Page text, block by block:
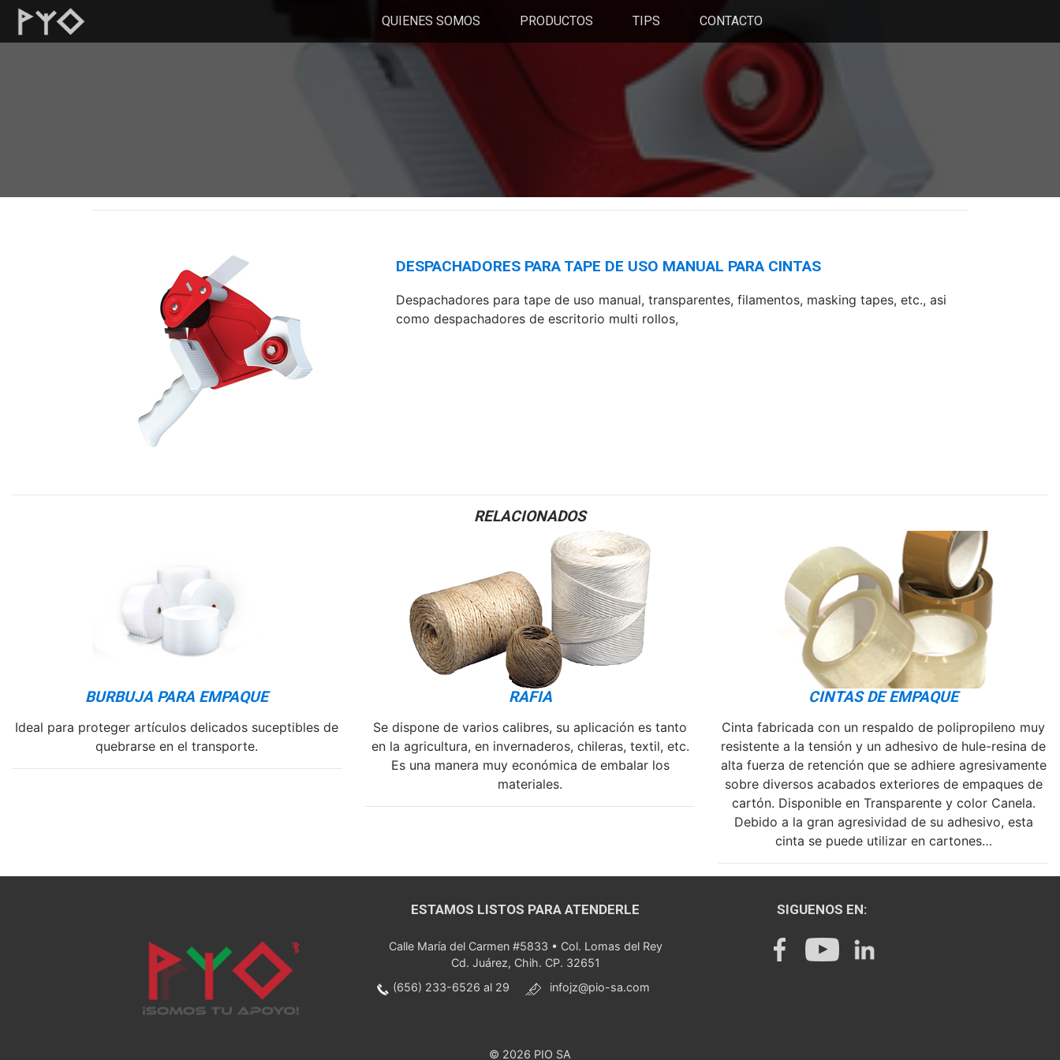
QUIENES SOMOS PRODUCTOS TIPS CONTACTO
DESPACHADORES PARA TAPE DE USO MANUAL PARA CINTAS
Despachadores para tape de uso manual, transparentes, filamentos, masking tapes, etc., asi
como despachadores de escritorio multi rollos,
RELACIONADOS
BURBUJA PARA EMPAQUE
Ideal para proteger artículos delicados suceptibles de
quebrarse en el transporte.
RAFIA
Se dispone de varios calibres, su aplicación es tanto
en la agricultura, en invernaderos, chileras, textil, etc.
Es una manera muy económica de embalar los
materiales.
CINTAS DE EMPAQUE
Cinta fabricada con un respaldo de polipropileno muy
resistente a la tensión y un adhesivo de hule-resina de
alta fuerza de retención que se adhiere agresivamente
sobre diversos acabados exteriores de empaques de
cartón. Disponible en Transparente y color Canela.
Debido a la gran agresividad de su adhesivo, esta
cinta se puede utilizar en cartones…
ESTAMOS LISTOS PARA ATENDERLE
Calle María del Carmen #5833 • Col. Lomas del Rey
Cd. Juárez, Chih. CP. 32651
(656) 233-6526 al 29
infojz@pio-sa.com
SIGUENOS EN:
© 2026 PIO SA